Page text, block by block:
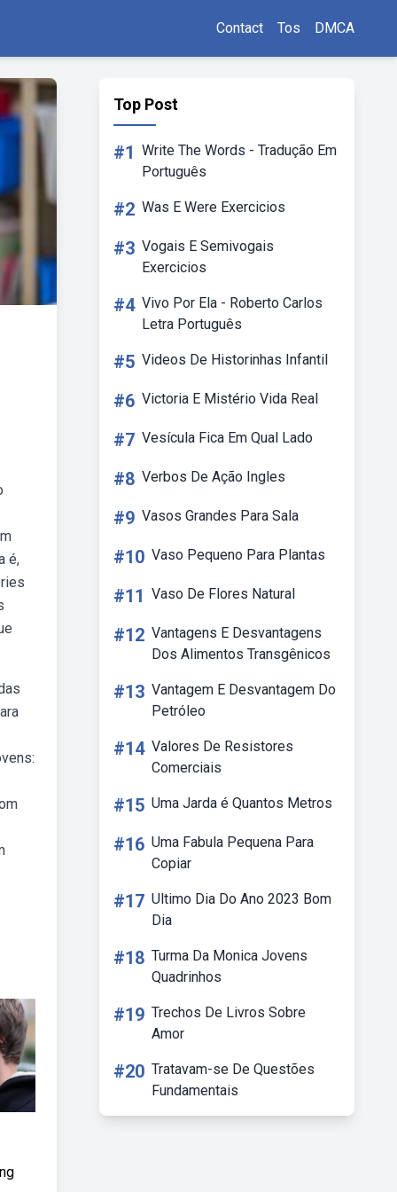
Contact Tos DMCA
é,
Top Post
#1 Write The Words - Tradução Em
Português
#2 Was E Were Exercicios
#3 Vogais E Semivogais
Exercicios
#4 Vivo Por Ela - Roberto Carlos
Letra Português
#5 Videos De Historinhas Infantil
#6 Victoria E Mistério Vida Real
#7 Vesícula Fica Em Qual Lado
#8 Verbos De Ação Ingles
#9 Vasos Grandes Para Sala
#10 Vaso Pequeno Para Plantas
#11 Vaso De Flores Natural
#12 Vantagens E Desvantagens
Dos Alimentos Transgênicos
#13 Vantagem E Desvantagem Do
Petróleo
#14 Valores De Resistores
Comerciais
#15 Uma Jarda é Quantos Metros
#16 Uma Fabula Pequena Para
Copiar
#17 Ultimo Dia Do Ano 2023 Bom
Dia
#18 Turma Da Monica Jovens
Quadrinhos
#19 Trechos De Livros Sobre
Amor
#20 Tratavam-se De Questões
Fundamentais